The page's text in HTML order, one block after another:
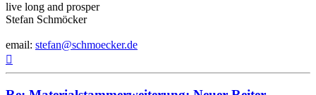
live long and prosper
Stefan Schmöcker
email: stefan@schmoecker.de